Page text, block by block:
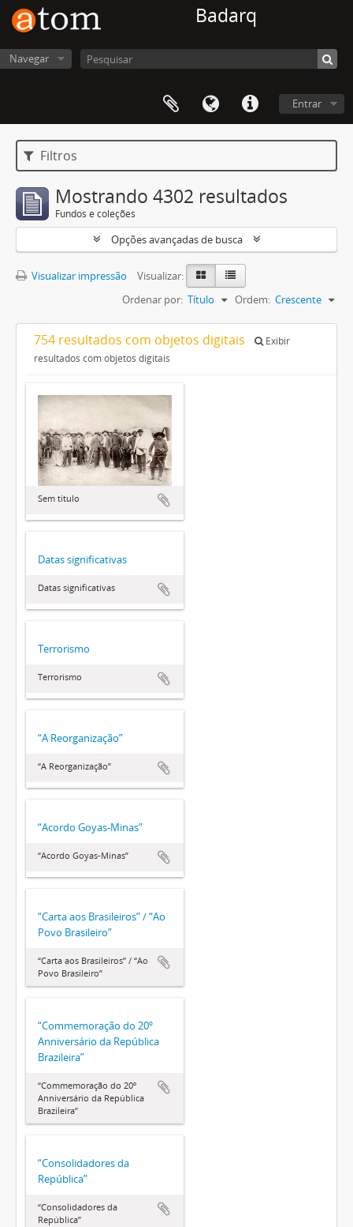
Badarq
Navegar
Entrar
Filtros
Mostrando 4302 resultados
Fundos e coleções
Opções avançadas de busca
Visualizar impressão
Visualizar:
Ordenar por: Título Ordem: Crescente
754 resultados com objetos digitais
Exibir
resultados com objetos digitais
Sem título
Datas significativas
Datas significativas
Terrorismo
Terrorismo
“A Reorganização”
“A Reorganização”
“Acordo Goyas-Minas”
“Acordo Goyas-Minas”
“Carta aos Brasileiros” / “Ao
Povo Brasileiro”
“Carta aos Brasileiros” / “Ao
Povo Brasileiro”
“Commemoração do 20º
Anniversário da República
Brazileira”
“Commemoração do 20º
Anniversário da República
Brazileira”
“Consolidadores da
República”
“Consolidadores da
República”